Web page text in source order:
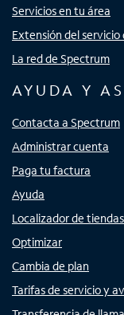
Servicios en tu área
Extensión del
La red de Spectrum
AYUDA Y
Contacta a Spectrum
Administrar cuenta
Paga tu factura
Ayuda
Localizador de tiendas
Optimizar
Cambia de plan
Tarifas de servicio y